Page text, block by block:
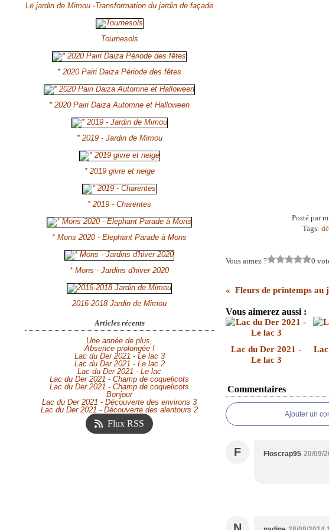
Le jardin de Mimou -Transformation du jardin de façade
Tournesols
* 2020 Pairi Daiza Période des fêtes
* 2020 Pairi Daiza Automne et Halloween
* 2019 - Jardin de Mimou
* 2019 givre et neige
* 2019 - Charentes
* Mons 2020 - Elephant Parade à Mons
* Mons - Jardins d'hiver 2020
2016-2018 Jardin de Mimou
Articles récents
Une année de plus,
Absence prolongée !
Lac du Der 2021 - Le lac 3
Lac du Der 2021 - Le lac 2
Lac du Der 2021 - Le lac
Lac du Der 2021 - Champ de coquelicots
Lac du Der 2021 - Champ de coquelicots
Bonjour
Lac du Der 2021 - Découverte des environs 3
Lac du Der 2021 - Découverte des alentours 2
Flux RSS
Posté par
Tags:
Vous aimez ? 0
Fleurs de printemps au
Vous aimerez aussi :
Lac du Der 2021 -
Le lac 3
Commentaires
Ajouter un
F Floscrap95 20/09/